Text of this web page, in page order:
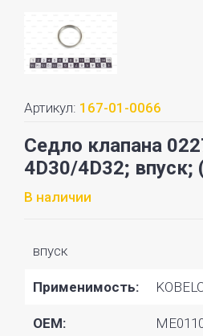
Артикул: 167-01-0066
Седло клапана
4D30/4D32; впуск;
В наличии
впуск
Применимость:
OEM: